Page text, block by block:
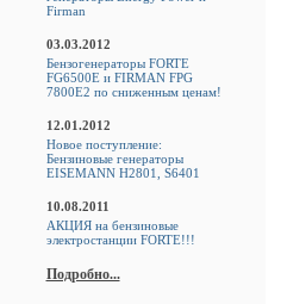
Firman
03.03.2012
Бензогенераторы FORTE
FG6500E и FIRMAN FPG
7800E2 по сниженным ценам!
12.01.2012
Новое поступление:
Бензиновые генераторы
EISEMANN H2801, S6401
10.08.2011
АКЦИЯ на бензиновые
электростанции FORTE!!!
Подробно...